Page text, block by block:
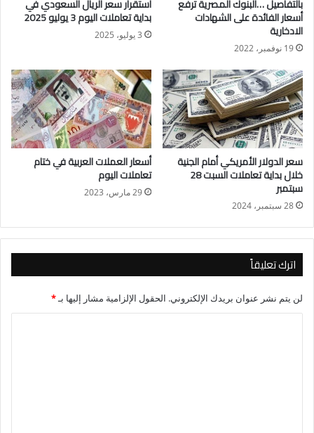
سعر الدرهم الإماراتي في البنك المركزي المصري
سجل 13.41جنيه للشراء، و13.45جنيه للبيع.
وتعمل بعض فروع البنوك وشركات الصرافة في المطارات والفنادق
خلال أيام الإجازات والعطلات الرسمية
بالتفاصيل …البنوك المصرية ترفع
أسعار الفائدة على الشهادات
الادخارية
19 نوفمبر، 2022
استقرار سعر الريال السعودي في
بداية تعاملات اليوم 3 يوليو 2025
3 يوليو، 2025
سعر الدولار الأمريكي أمام الجنية
خلال بداية تعاملات السبت 28
سبتمبر
28 سبتمبر، 2024
أسعار العملات العربية في ختام
تعاملات اليوم
29 مارس، 2023
اترك تعليقاً
لن يتم نشر عنوان بريدك الإلكتروني. الحقول الإلزامية مشار إليها بـ*